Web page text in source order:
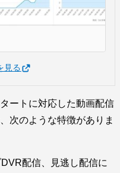
見る
ートに対応した動画配信
次のような特徴がありま
配信、見逃し配信に